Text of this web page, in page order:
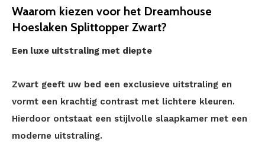
Waarom kiezen voor het Dreamhouse
Hoeslaken Splittopper Zwart?
Een luxe uitstraling met diepte
Zwart geeft uw bed een exclusieve uitstraling en
vormt een krachtig contrast met lichtere kleuren.
Hierdoor ontstaat een stijlvolle slaapkamer met een
moderne uitstraling.